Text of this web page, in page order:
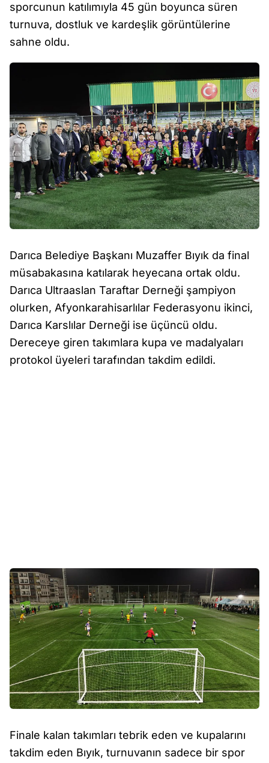
sporcunun katılımıyla 45 gün boyunca süren
turnuva, dostluk ve kardeşlik görüntülerine
sahne oldu.
Darıca Belediye Başkanı Muzaffer Bıyık da final
müsabakasına katılarak heyecana ortak oldu.
Darıca Ultraaslan Taraftar Derneği şampiyon
olurken, Afyonkarahisarlılar Federasyonu ikinci,
Darıca Karslılar Derneği ise üçüncü oldu.
Dereceye giren takımlara kupa ve madalyaları
protokol üyeleri tarafından takdim edildi.
Finale kalan takımları tebrik eden ve kupalarını
takdim eden Bıyık, turnuvanın sadece bir spor